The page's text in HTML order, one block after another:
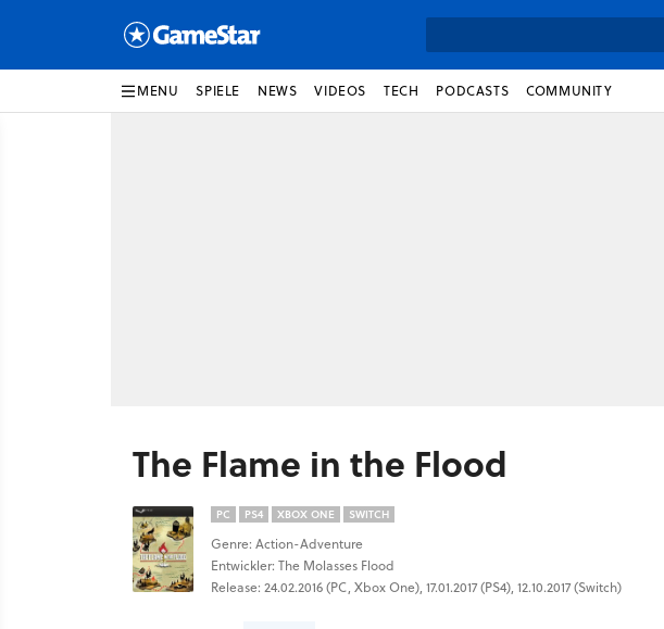
MENU SPIELE NEWS VIDEOS TECH PODCASTS COMMUNITY
The Flame in the Flood
PC PS4 XBOX ONE SWITCH
Genre: Action-Adventure
Entwickler: The Molasses Flood
Release: 24.02.2016 (PC, Xbox One), 17.01.2017 (PS4), 12.10.2017 (Switch)